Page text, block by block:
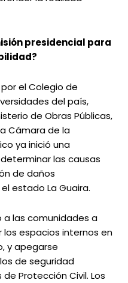
presidencial para
el Colegio de
del país,
de Obras Públicas,
Cámara de la
ya inició una
las causas
de daños
estado La Guaira.
a las comunidades a
espacios internos en
y apegarse
de seguridad
Protección Civil. Los